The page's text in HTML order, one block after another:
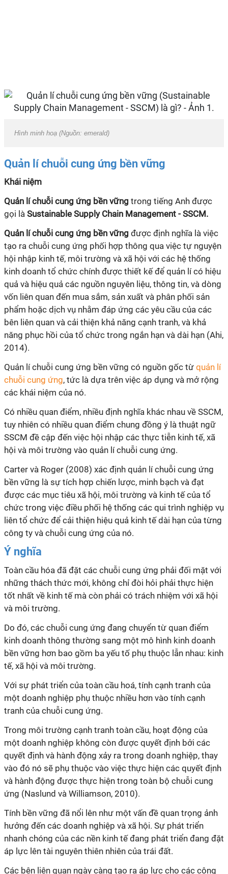
Hình minh hoạ (Nguồn: emerald)
Quản lí chuỗi cung ứng bền vững
Khái niệm
Quản lí chuỗi cung ứng bền vững trong tiếng Anh được
gọi là Sustainable Supply Chain Management - SSCM.
Quản líchuỗi cung ứng bền vững được định nghĩa là việc
tạo ra chuỗi cung ứng phối hợp thông qua việc tự nguyện
hội nhập kinh tế, môi trường và xã hội với các hệ thống
kinh doanh tổ chức chính được thiết kế để quản lícó hiệu
quả và hiệu quả các nguồn nguyên liệu, thông tin, và dòng
vốn liên quan đến mua sắm, sản xuất và phân phối sản
phẩm hoặc dịch vụ nhằm đáp ứng các yêu cầu của các
bên liên quan và cải thiện khả năng cạnh tranh, và khả
năng phục hồi của tổ chức trong ngắn hạn và dài hạn (Ahi,
2014).
Quản líchuỗi cung ứng bền vững có nguồn gốc từ quản lí
chuỗi cung ứng, tức là dựa trên việc áp dụng và mở rộng
các khái niệm của nó.
Có nhiều quan điểm, nhiều định nghĩa khác nhau về SSCM,
tuy nhiên có nhiều quan điểm chung đồng ý là thuật ngữ
SSCM đề cập đến việc hội nhập các thực tiễn kinh tế, xã
hội và môi trường vào quản líchuỗi cung ứng.
Carter và Roger (2008) xác định quản líchuỗi cung ứng
bền vững là sự tích hợp chiến lược, minh bạch và đạt
được các mục tiêu xã hội, môi trường và kinh tế của tổ
chức trong việc điều phối hệ thống các qui trình nghiệp vụ
liên tổ chức để cải thiện hiệu quả kinh tế dài hạn của từng
công ty và chuỗi cung ứng của nó.
Ý nghĩa
Toàn cầu hóa đã đặt các chuỗi cung ứng phải đối mặt với
những thách thức mới, không chỉ đòi hỏi phải thực hiện
tốt nhất về kinh tế mà còn phải có trách nhiệm với xã hội
và môi trường.
Do đó, các chuỗi cung ứng đang chuyển từ quan điểm
kinh doanh thông thường sang một mô hình kinh doanh
bền vững hơn bao gồm ba yếu tố phụ thuộc lẫn nhau: kinh
tế, xã hội và môi trường.
Với sự phát triển của toàn cầu hoá, tính cạnh tranh của
một doanh nghiệp phụ thuộc nhiều hơn vào tính cạnh
tranh của chuỗi cung ứng.
Trong môi trường cạnh tranh toàn cầu, hoạt động của
một doanh nghiệp không còn được quyết định bởi các
quyết định và hành động xảy ra trong doanh nghiệp, thay
vào đó nó sẽ phụ thuộc vào việc thực hiện các quyết định
và hành động được thực hiện trong toàn bộ chuỗi cung
ứng (Naslund và Williamson, 2010).
Tính bền vững đã nổi lên như một vấn đề quan trọng ảnh
hưởng đến các doanh nghiệp và xã hội. Sự phát triển
nhanh chóng của các nền kinh tế đang phát triển đang đặt
áp lực lên tài nguyên thiên nhiên của trái đất.
Các bên liên quan ngày càng tạo ra áp lực cho các công